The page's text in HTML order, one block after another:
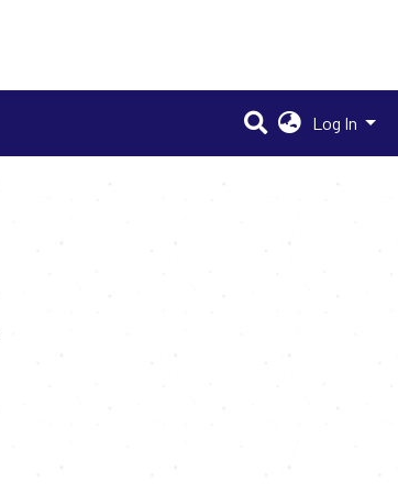
Log In